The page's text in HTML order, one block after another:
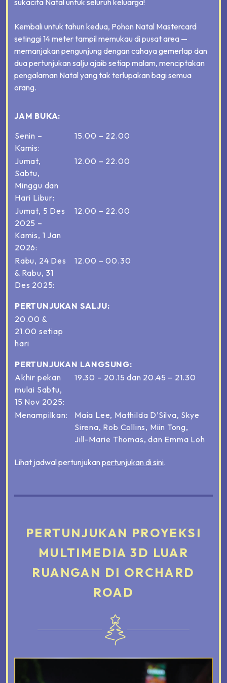
Kembali untuk tahun kedua, Pohon Natal Mastercard
setinggi 14 meter tampil memukau di pusat area —
memanjakan pengunjung dengan cahaya gemerlap dan
dua pertunjukan salju ajaib setiap malam, menciptakan
pengalaman Natal yang tak terlupakan bagi semua
orang.
JAM BUKA:
Senin –
Kamis:
15.00 – 22.00
Jumat,
Sabtu,
Minggu dan
Hari Libur:
12.00 – 22.00
Jumat, 5 Des
2025 –
Kamis, 1 Jan
2026:
12.00 – 22.00
Rabu, 24 Des
& Rabu, 31
Des 2025:
12.00 – 00.30
PERTUNJUKAN SALJU:
20.00 &
21.00 setiap
hari
PERTUNJUKAN LANGSUNG:
Akhir pekan
mulai Sabtu,
15 Nov 2025:
19.30 – 20.15 dan 20.45 – 21.30
Menampilkan:
Maia Lee, Mathilda D’Silva, Skye
Sirena, Rob Collins, Miin Tong,
Jill-Marie Thomas, dan Emma Loh
Lihat jadwal pertunjukan pertunjukan di sini.
PERTUNJUKAN PROYEKSI
MULTIMEDIA 3D LUAR
RUANGAN DI ORCHARD
ROAD